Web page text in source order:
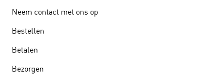
Neem contact met ons op
Bestellen
Betalen
Bezorgen